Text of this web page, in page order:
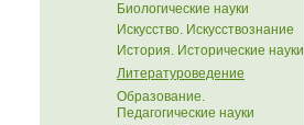
Биологические науки
Искусство. Искусствознание
История. Исторические науки
Литературоведение
Образование.
Педагогические науки